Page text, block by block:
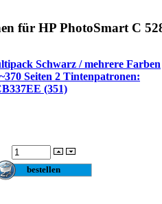
für HP PhotoSmart C
Schwarz / mehrere Farben
Seiten 2 Tintenpatronen:
(351)